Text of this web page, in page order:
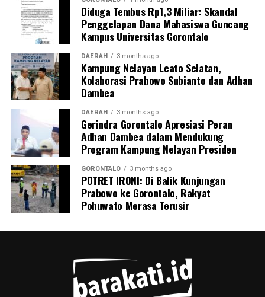
enam orang saksi telah dimintai keterangan resmi,
termasuk personel Ditpolairud yang tiba pertama di
lokasi, Kepala Desa Motihelumo, warga pelapor, serta
masyarakat sekitar.
Peristiwa ini dipastikan melanggar sejumlah ketentuan
pidana berlapis. Para pelaku terancam dijerat atas
tindak pidana pengangkutan barang berbahaya tanpa
proses kepabeanan, pelanggaran pelayaran,
perdagangan tanpa izin resmi, serta pelanggaran
Undang-Undang Perlindungan Konsumen karena
memanipulasi label dan kemasan barang.
Menutup keterangannya, Kombes Devy mengimbau
seluruh masyarakat pesisir Gorontalo untuk terus
Diduga Tembus Rp1,3 Miliar: Skandal
Penggelapan Dana Mahasiswa Guncang
Kampus Universitas Gorontalo
DAERAH 3 months ago
Kampung Nelayan Leato Selatan,
Kolaborasi Prabowo Subianto dan Adhan
Dambea
DAERAH 3 months ago
Gerindra Gorontalo Apresiasi Peran
Adhan Dambea dalam Mendukung
Program Kampung Nelayan Presiden
GORONTALO 3 months ago
POTRET IRONI: Di Balik Kunjungan
Prabowo ke Gorontalo, Rakyat
Pohuwato Merasa Terusir